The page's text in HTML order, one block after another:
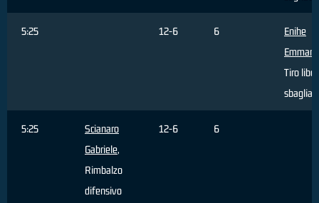
5:25 12-6 6
Enihe
Tiro
5:25
Scianaro
Gabriele,
Rimbalzo
difensivo
12-6 6